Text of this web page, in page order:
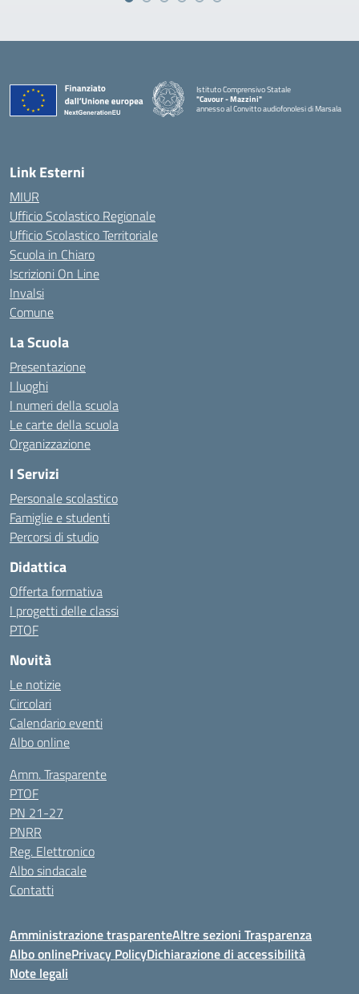
Istituto Comprensivo Statale
"Cavour - Mazzini"
annesso al Convitto audiofonolesi di Marsala
Link Esterni
MIUR
Ufficio Scolastico Regionale
Ufficio Scolastico Territoriale
Scuola in Chiaro
Iscrizioni On Line
Invalsi
Comune
La Scuola
Presentazione
I luoghi
I numeri della scuola
Le carte della scuola
Organizzazione
I Servizi
Personale scolastico
Famiglie e studenti
Percorsi di studio
Didattica
Offerta formativa
I progetti delle classi
PTOF
Novità
Le notizie
Circolari
Calendario eventi
Albo online
Amm. Trasparente
PTOF
PN 21-27
PNRR
Reg. Elettronico
Albo sindacale
Contatti
Amministrazione trasparenteAltre sezioni Trasparenza
Albo onlinePrivacy PolicyDichiarazione di accessibilità
Note legali